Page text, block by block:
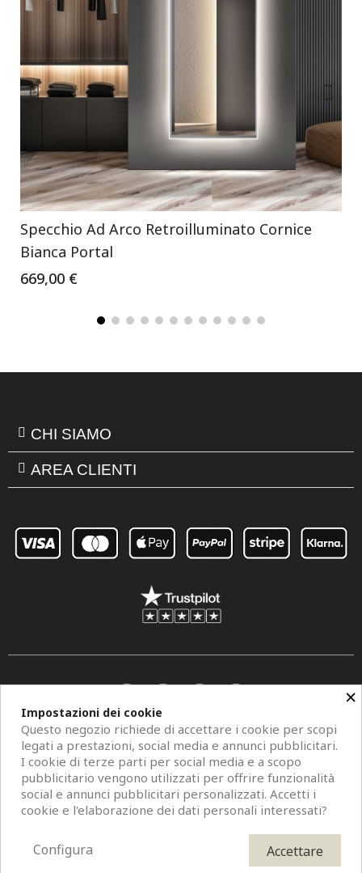
Specchio Ad Arco Retroilluminato Cornice
Bianca Portal
669,00 €
CHI SIAMO
AREA CLIENTI
Copyright © 2026 Centro Specchi. Mestre (Venezia) P.IVA 04962320273.
Modelli di specchi, fotografie e descrizioni sono protetti da diritti d'autore. All
Rights Reserved. È vietata la riproduzione anche parziale.
×
Impostazioni dei cookie
Questo negozio richiede di accettare i cookie per scopi
legati a prestazioni, social media e annunci pubblicitari.
I cookie di terze parti per social media e a scopo
pubblicitario vengono utilizzati per offrire funzionalità
social e annunci pubblicitari personalizzati. Accetti i
cookie e l'elaborazione dei dati personali interessati?
Accettare
Configura